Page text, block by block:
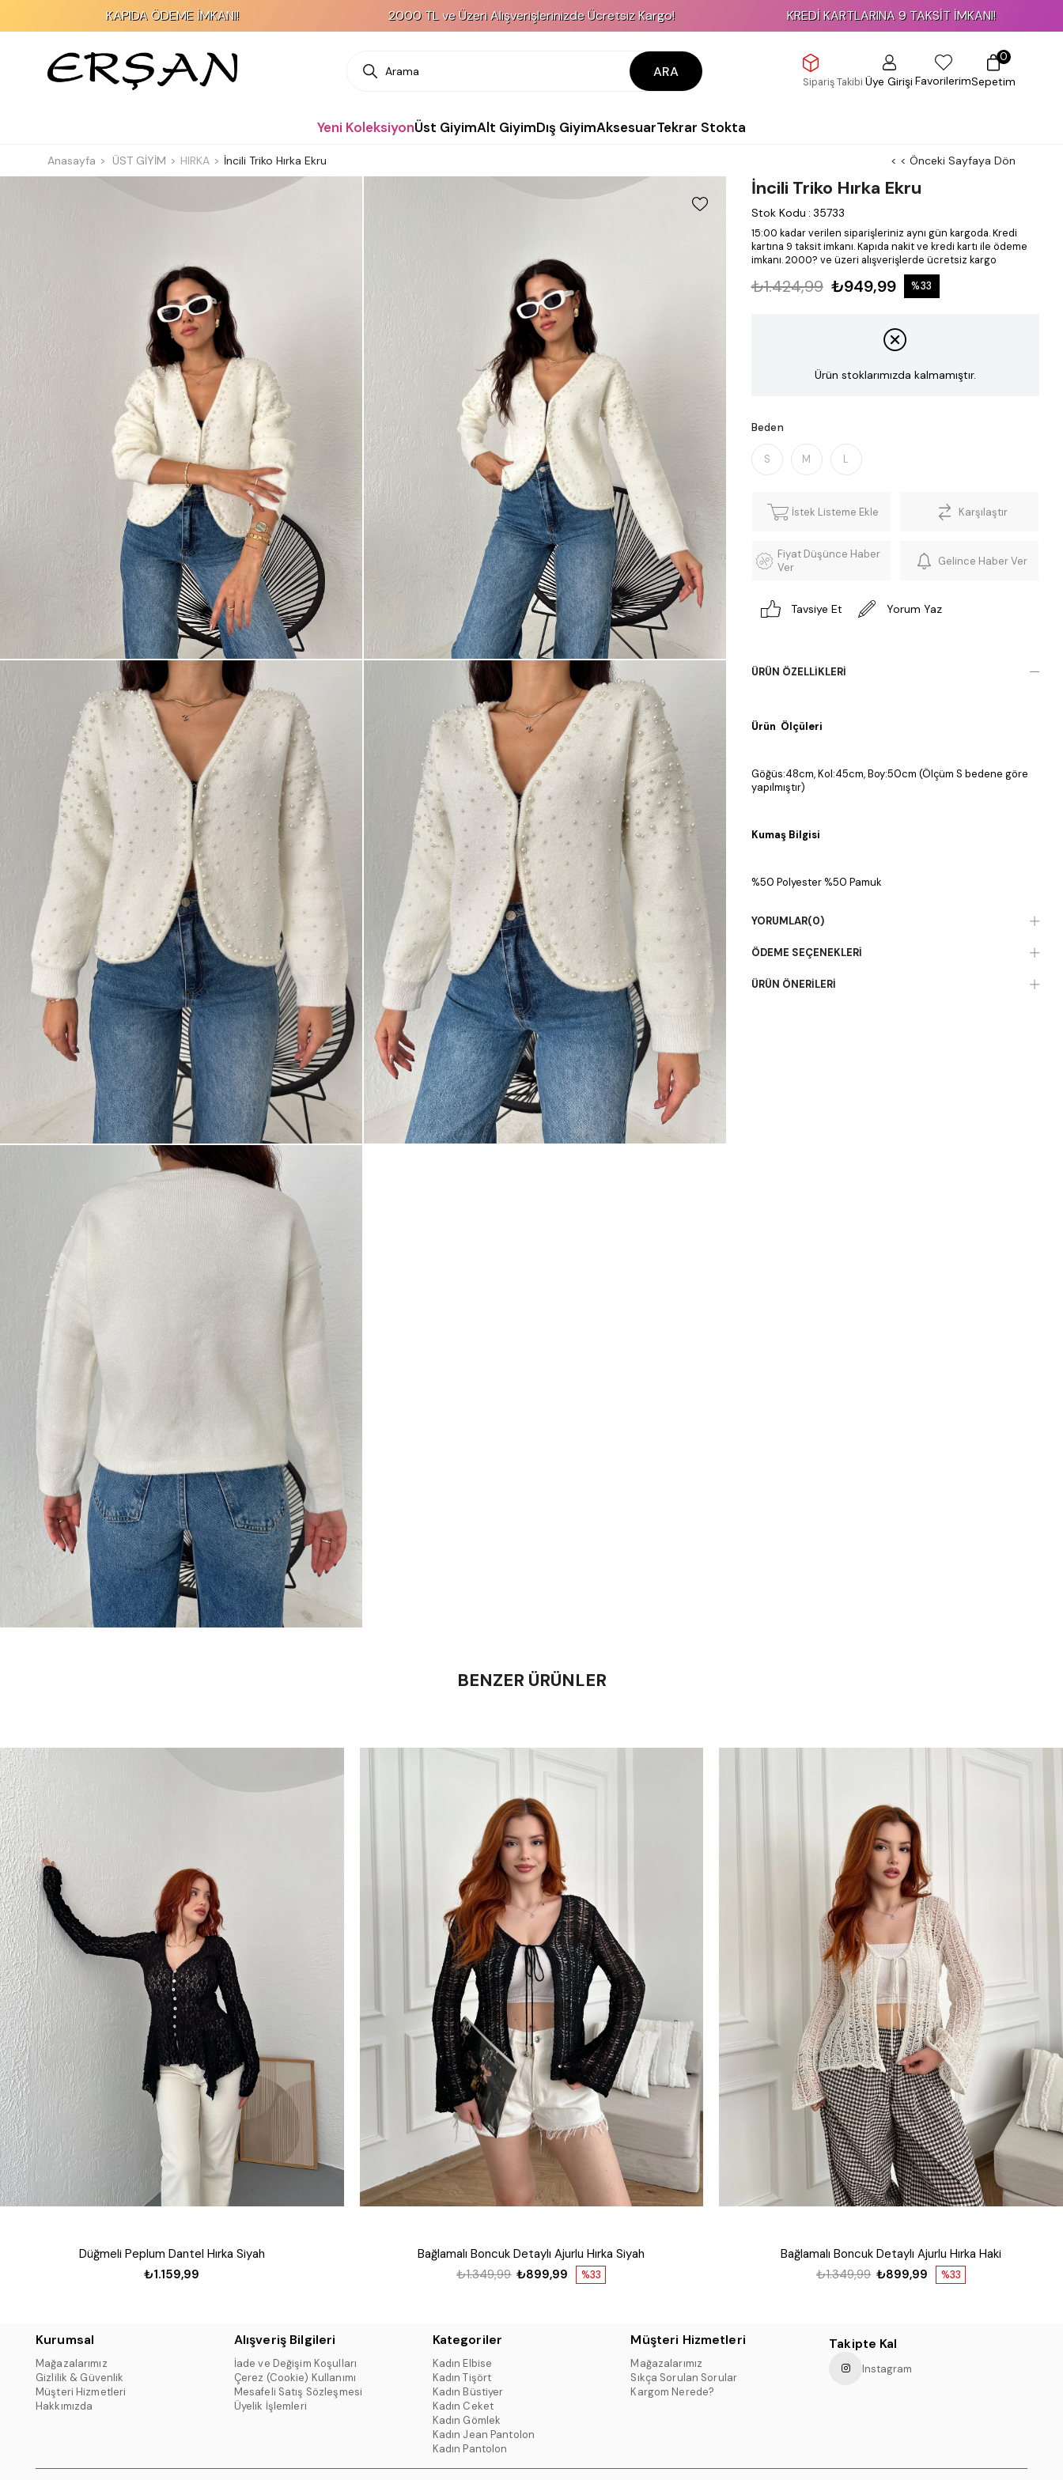
KAPIDA ÖDEME İMKANI! 2000 TL ve Üzeri Alışverişlerinizde Ücretsiz Kargo! KREDİ KARTLARINA 9 TAKSİT İMKANI!
ARA
Sipariş Takibi Üye GirişiFavorilerimSepetim
0
Yeni KoleksiyonÜst GiyimAlt GiyimDış GiyimAksesuarTekrar Stokta
Anasayfa ÜST GİYİM HIRKA İncili Triko Hırka Ekru < < Önceki Sayfaya Dön
İncili Triko Hırka Ekru
Stok Kodu : 35733
15:00 kadar verilen siparişleriniz aynı gün kargoda. Kredi
kartına 9 taksit imkanı. Kapıda nakit ve kredi kartı ile ödeme
imkanı. 2000? ve üzeri alışverişlerde ücretsiz kargo
₺1.424,99 ₺949,99 %33
Ürün stoklarımızda kalmamıştır.
Beden
S M L
İstek Listeme Ekle Karşılaştır
Fiyat Düşünce Haber
Ver
Gelince Haber Ver
Tavsiye Et Yorum Yaz
ÜRÜN ÖZELLIKLERI
Ürün Ölçüleri
Göğüs:48cm, Kol:45cm, Boy:50cm (Ölçüm S bedene göre
yapılmıştır)
Kumaş Bilgisi
%50 Polyester %50 Pamuk
YORUMLAR(0)
ÖDEME SEÇENEKLERI
ÜRÜN ÖNERILERI
BENZER ÜRÜNLER
Düğmeli Peplum Dantel Hırka Siyah
₺1.159,99
Bağlamalı Boncuk Detaylı Ajurlu Hırka Siyah
%33
₺899,99
₺1.349,99
Bağlamalı Boncuk Detaylı Ajurlu Hırka Haki
%33
₺899,99
₺1.349,99
Kurumsal
Mağazalarımız
Gizlilik & Güvenlik
Müşteri Hizmetleri
Hakkımızda
Alışveriş Bilgileri
İade ve Değişim Koşulları
Çerez (Cookie) Kullanımı
Mesafeli Satış Sözleşmesi
Üyelik İşlemleri
Kategoriler
Kadın Elbise
Kadın Tişört
Kadın Büstiyer
Kadın Ceket
Kadın Gömlek
Kadın Jean Pantolon
Kadın Pantolon
Müşteri Hizmetleri
Mağazalarımız
Sıkça Sorulan Sorular
Kargom Nerede?
Takipte Kal
Instagram